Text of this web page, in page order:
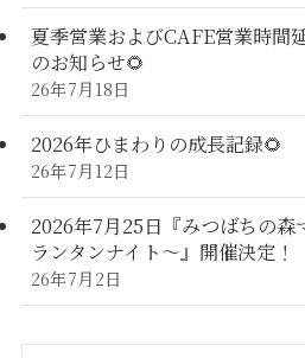
夏季営業およびCAFE営業時間
のお知らせ🌻
26年7月18日
2026年ひまわりの成長記録🌻
26年7月12日
2026年7月25日『みつばちの森
ランタンナイト～』開催決定！
26年7月2日